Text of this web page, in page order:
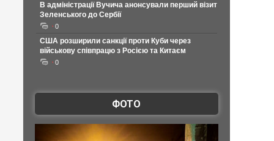
В адміністрації Вучича анонсували перший візит
Зеленського до Сербії
0
США розширили санкції проти Куби через
військову співпрацю з Росією та Китаєм
0
ФОТО